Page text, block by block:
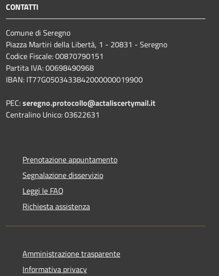
CONTATTI
Comune di Seregno
Piazza Martiri della Libertà, 1 - 20831 - Seregno
Codice Fiscale: 00870790151
Partita IVA: 00698490968
IBAN: IT77G0503433842000000019900
PEC:seregno.protocollo@actaliscertymail.it
Centralino Unico: 03622631
Prenotazione appuntamento
Segnalazione disservizio
Leggi le FAQ
Richiesta assistenza
Amministrazione trasparente
Informativa privacy